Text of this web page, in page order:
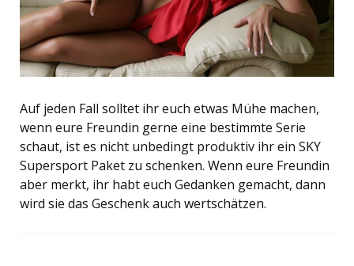
Auf jeden Fall solltet ihr euch etwas Mühe machen,
wenn eure Freundin gerne eine bestimmte Serie
schaut, ist es nicht unbedingt produktiv ihr ein SKY
Supersport Paket zu schenken. Wenn eure Freundin
aber merkt, ihr habt euch Gedanken gemacht, dann
wird sie das Geschenk auch wertschätzen.